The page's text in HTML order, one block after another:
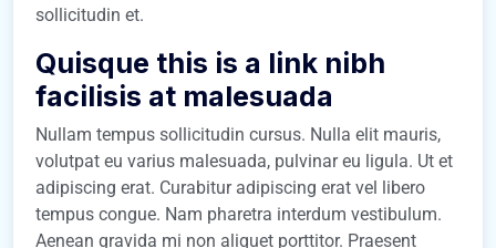
sollicitudin et.
Quisque this is a link nibh
facilisis at malesuada
Nullam tempus sollicitudin cursus. Nulla elit mauris,
volutpat eu varius malesuada, pulvinar eu ligula. Ut et
adipiscing erat. Curabitur adipiscing erat vel libero
tempus congue. Nam pharetra interdum vestibulum.
Aenean gravida mi non aliquet porttitor. Praesent